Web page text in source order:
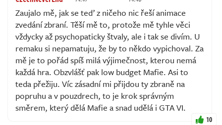
Zaujalo mě, jak se teď z ničeho nic řeší animace
zvedání zbraní. Těší mě to, protože mě tyhle věci
vždycky až psychopaticky štvaly, ale i tak se divím. U
remaku si nepamatuju, že by to někdo vypichoval. Za
mě je to pořád spíš milá výjimečnost, kterou nemá
každá hra. Obzvlášť pak low budget Mafie. Asi to
teda přežiju. Víc zásadní mi přijdou ty zbraně na
popruhu a v pouzdrech, to je krok správným
směrem, který dělá Mafie a snad udělá i GTA VI.
10